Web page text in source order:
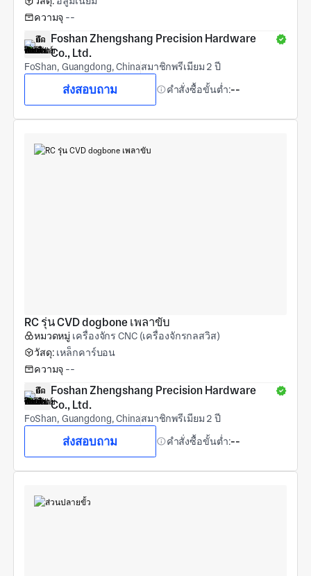
ความจุ --
Foshan Zhengshang Precision Hardware
Co., Ltd.
FoShan, Guangdong, Chinaสมาชิกพรีเมียม 2 ปี
ส่งสอบถาม คำสั่งซื้อขั้นต่ำ:--
RC รุ่น CVD dogbone เพลาขับ
หมวดหมู่ เครื่องจักร CNC (เครื่องจักรกลสวิส)
วัสดุ: เหล็กคาร์บอน
ความจุ --
Foshan Zhengshang Precision Hardware
Co., Ltd.
FoShan, Guangdong, Chinaสมาชิกพรีเมียม 2 ปี
ส่งสอบถาม คำสั่งซื้อขั้นต่ำ:--